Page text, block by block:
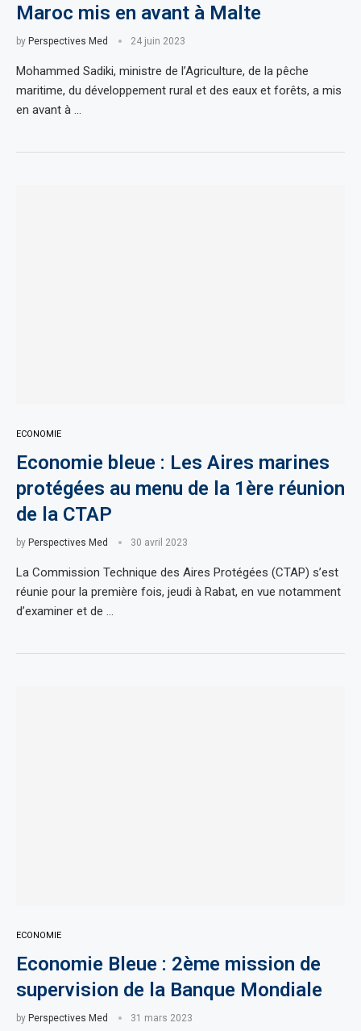
Maroc mis en avant à Malte
by Perspectives Med 24 juin 2023
Mohammed Sadiki, ministre de l’Agriculture, de la pêche
maritime, du développement rural et des eaux et forêts, a mis
en avant à …
ECONOMIE
Economie bleue : Les Aires marines
protégées au menu de la 1ère réunion
de la CTAP
by Perspectives Med 30 avril 2023
La Commission Technique des Aires Protégées (CTAP) s’est
réunie pour la première fois, jeudi à Rabat, en vue notamment
d’examiner et de …
ECONOMIE
Economie Bleue : 2ème mission de
supervision de la Banque Mondiale
by Perspectives Med 31 mars 2023